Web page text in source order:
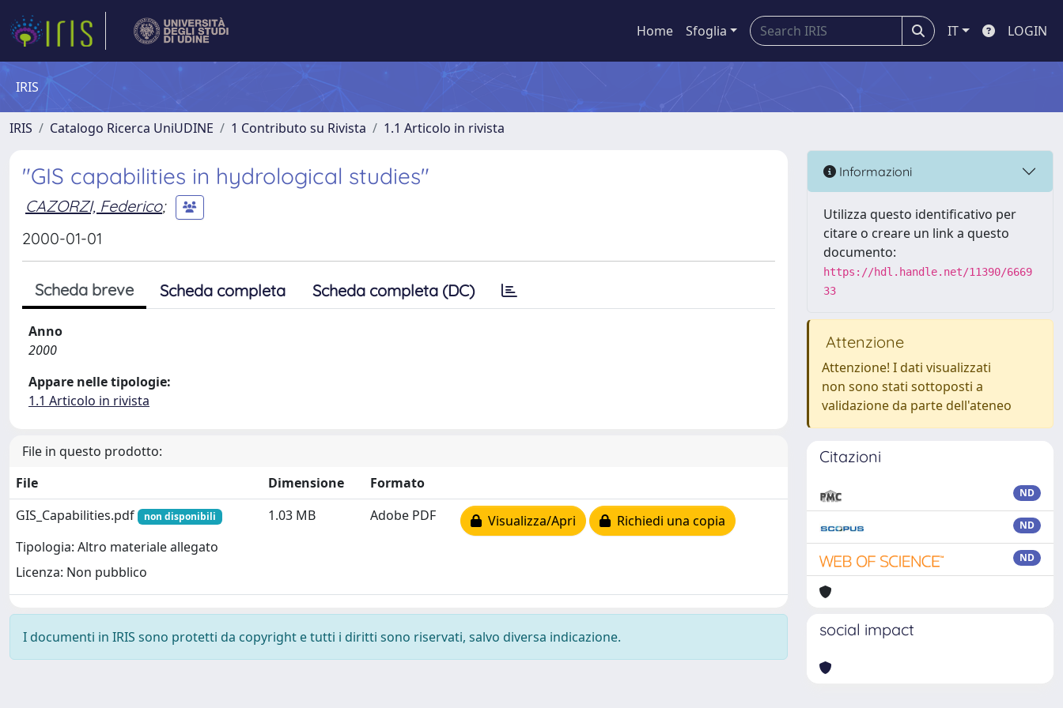
Home Sfoglia IT LOGIN
IRIS
IRIS Catalogo Ricerca UniUDINE 1 Contributo su Rivista 1.1 Articolo in rivista
"GIS capabilities in hydrological studies"
CAZORZI, Federico;
2000-01-01
Scheda breve Scheda completa Scheda completa (DC)
Anno
2000
Appare nelle tipologie:
1.1 Articolo in rivista
File in questo prodotto:
File
Dimensione
Formato
GIS_Capabilities.pdf
non disponibili
Tipologia: Altro materiale allegato
Licenza: Non pubblico
1.03 MB Adobe PDF Visualizza/Apri Richiedi una copia
I documenti in IRIS sono protetti da copyright e tutti i diritti sono riservati, salvo diversa indicazione.
Informazioni
Utilizza questo identificativo per
citare o creare un link a questo
documento:
https://hdl.handle.net/11390/6669
33
Attenzione
Attenzione! I dati visualizzati
non sono stati sottoposti a
validazione da parte dell'ateneo
Citazioni
ND
ND
ND
social impact